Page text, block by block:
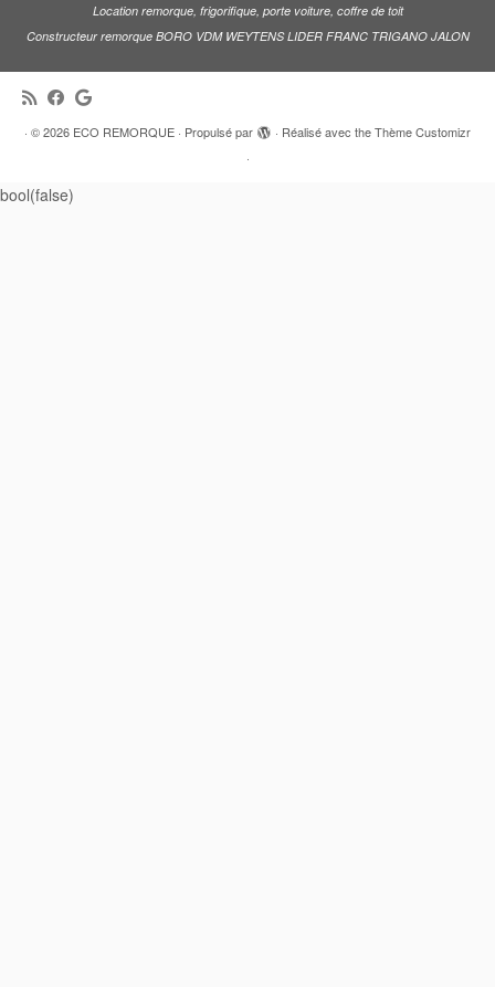
Location remorque, frigorifique, porte voiture, coffre de toit
Constructeur remorque BORO VDM WEYTENS LIDER FRANC TRIGANO JALON
· © 2026 ECO REMORQUE · Propulsé par · Réalisé avec theThème Customizr
·
bool(false)